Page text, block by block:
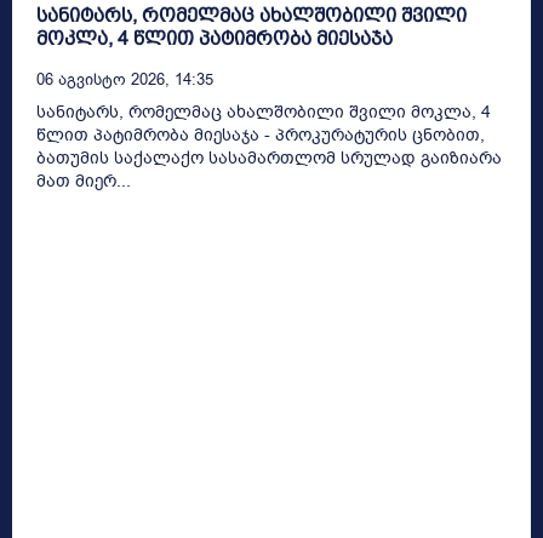
სანიტარს, რომელმაც ახალშობილი შვილი
მოკლა, 4 წლით პატიმრობა მიესაჯა
06 Აგვისტო 2026, 14:35
სანიტარს, რომელმაც ახალშობილი შვილი მოკლა, 4
წლით პატიმრობა მიესაჯა - პროკურატურის ცნობით,
ბათუმის საქალაქო სასამართლომ სრულად გაიზიარა
მათ მიერ...